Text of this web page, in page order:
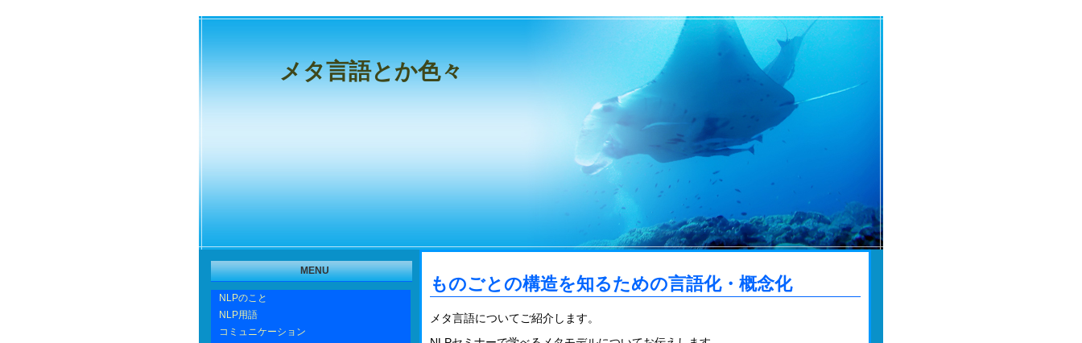
メタ言語とか色々
ものごとの構造を知るための言語化・概念化
メタ言語についてご紹介します。
MENU
NLPのこと
NLP用語
コミュニケーション